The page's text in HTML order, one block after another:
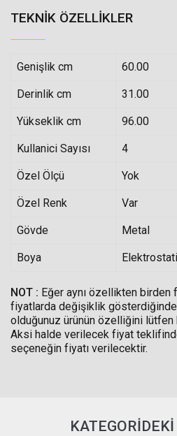
TEKNIK ÖZELLIKLER
Genişlik cm 60.00
Derinlik cm 31.00
Yükseklik cm 96.00
Kullanici Sayısı 4
Özel Ölçü Yok
Özel Renk Var
Gövde Metal
Boya
NOT : Eğer aynı özellikten
fiyatlarda değişiklik
olduğunuz ürünün özelliğini
Aksi halde verilecek fiyat
seçeneğin fiyatı verilecektir.